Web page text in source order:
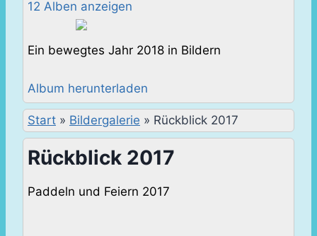
12 Alben anzeigen
Ein bewegtes Jahr 2018 in Bildern
Album herunterladen
Start » Bildergalerie » Rückblick 2017
Rückblick 2017
Paddeln und Feiern 2017